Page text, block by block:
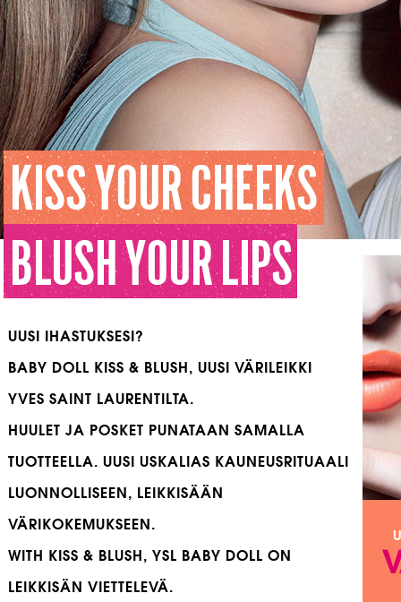
UUSI IHASTUKSESI?
BABY DOLL KISS & BLUSH, UUSI VÄRILEIKKI
YVES SAINT LAURENTILTA.
HUULET JA POSKET PUNATAAN SAMALLA
TUOTTEELLA. UUSI USKALIAS KAUNEUSRITUAALI
LUONNOLLISEEN, LEIKKISÄÄN
VÄRIKOKEMUKSEEN.
WITH KISS & BLUSH, YSL BABY DOLL ON
LEIKKISÄN VIETTELEVÄ.